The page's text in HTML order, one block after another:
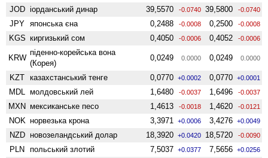
JOD іорданський динар 39,5570 -0.0740 39,5800 -0.0740
JPY японська єна 0,2488 -0.0008 0,2500 -0.0008
KGS киргизький сом 0,4050 -0.0006 0,4052 -0.0006
KRW
піденно-корейська вона
(Корея)
0,0249 0.0000 0,0249 0.0000
KZT казахстанський тенге 0,0770 +0.0002 0,0770 +0.0001
MDL молдовський лей 1,6480 -0.0037 1,6496 -0.0037
MXN мексиканське песо 1,4613 -0.0018 1,4620 -0.0121
NOK норвезька крона 3,3971 +0.0006 3,4276 +0.0049
NZD ново­зеландський долар 18,3920 +0.0420 18,5720 -0.0090
PLN польський злотий 7,5037 +0.0377 7,5656 +0.0256